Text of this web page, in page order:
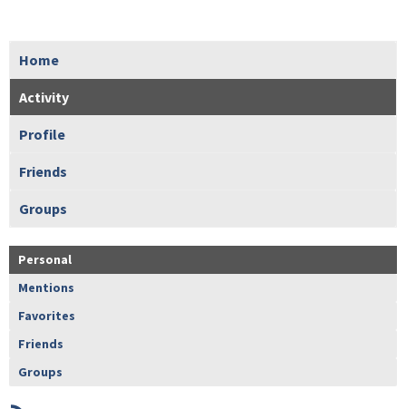
Home
Activity
Profile
Friends
Groups
Personal
Mentions
Favorites
Friends
Groups